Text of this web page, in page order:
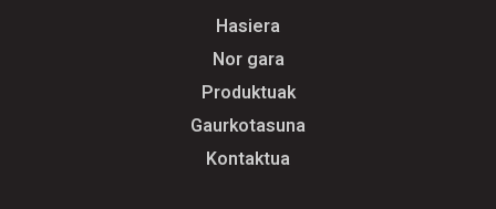
Hasiera
Nor gara
Produktuak
Gaurkotasuna
Kontaktua